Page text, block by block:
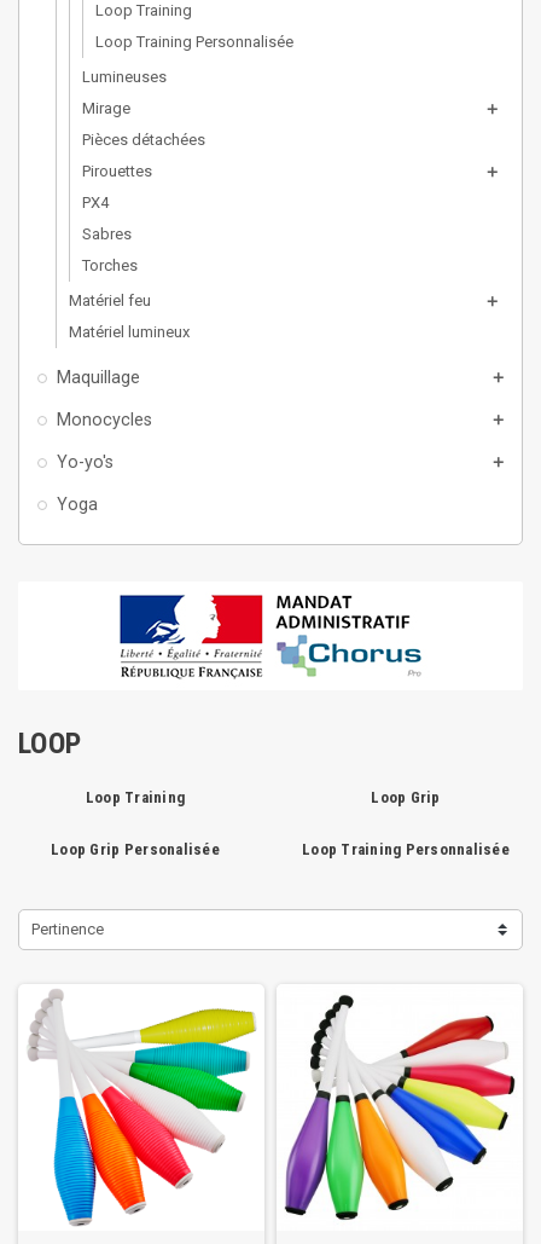
Loop Training
Loop Training Personnalisée
Lumineuses
Mirage
add
Pièces détachées
Pirouettes
add
PX4
Sabres
Torches
Matériel feu
add
Matériel lumineux
Maquillage add
Monocycles add
Yo-yo's add
Yoga
LOOP
Loop Training Loop Grip
Loop Grip Personalisée Loop Training Personnalisée
Pertinence